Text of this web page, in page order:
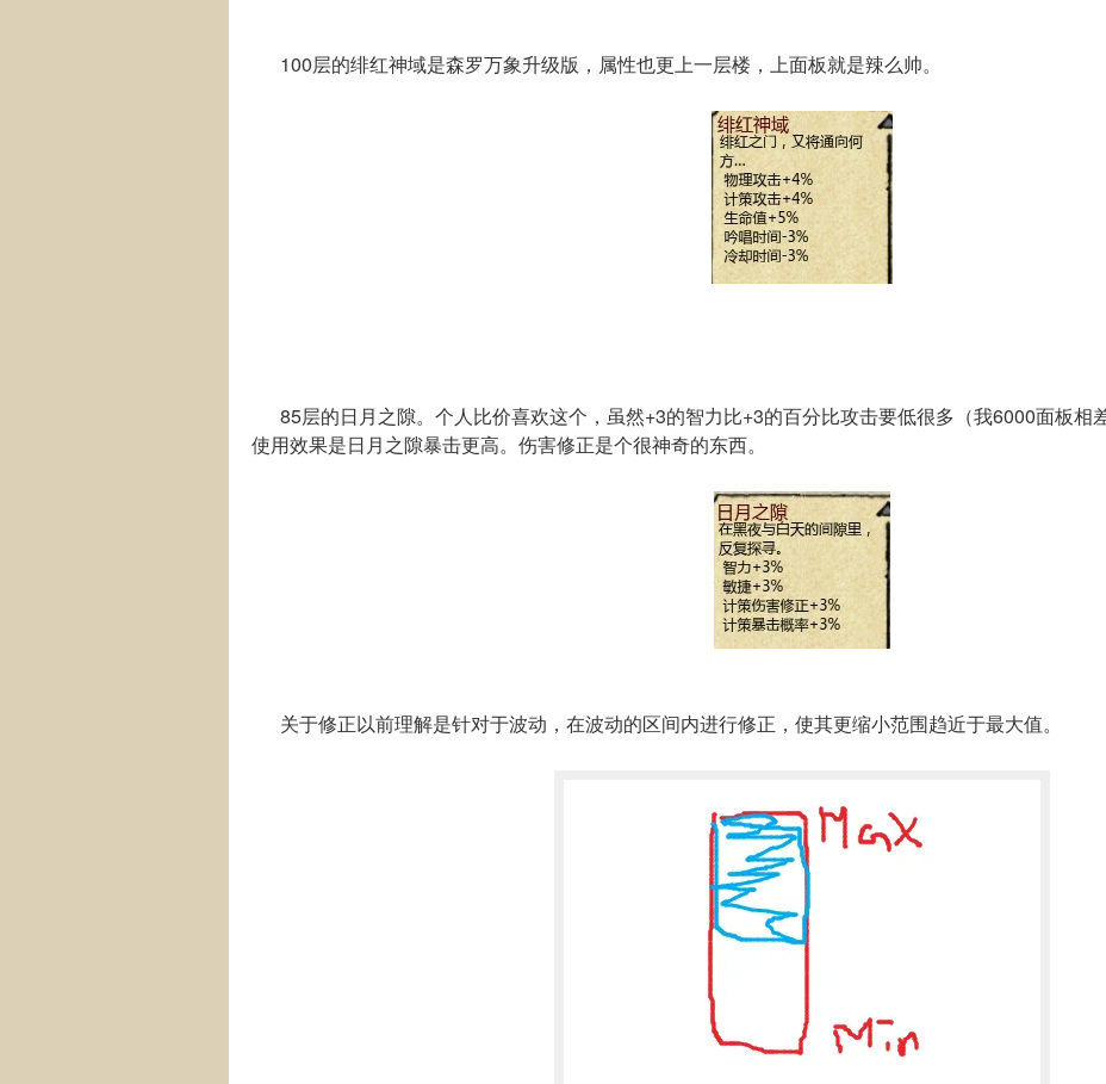
100层的绯红神域是森罗万象升级版，属性也更上一层楼，上面板就是辣么帅。
85层的日月之隙。个人比价喜欢这个，虽然+3的智力比+3的百分比攻击要低很多（我6000面板相
使用效果是日月之隙暴击更高。伤害修正是个很神奇的东西。
关于修正以前理解是针对于波动，在波动的区间内进行修正，使其更缩小范围趋近于最大值。